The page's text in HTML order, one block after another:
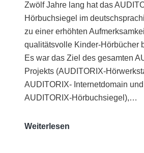
Zwölf Jahre lang hat das
Hörbuchsiegel im
zu einer erhöhten
qualitätsvolle Kinder-Hörbücher
Es war das Ziel des gesamten
Projekts (AUDITORIX-
AUDITORIX- Internetdomain und
AUDITORIX-Hörbuchsiegel),…
Weiterlesen